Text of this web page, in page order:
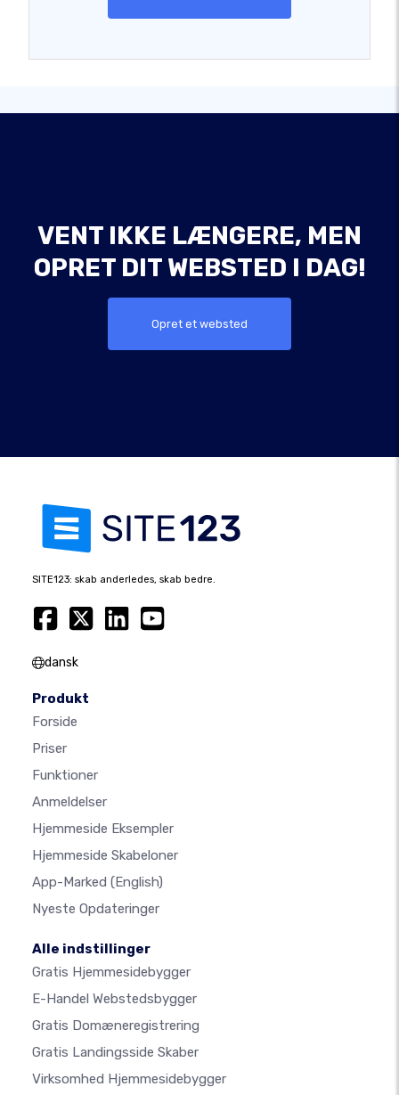
VENT IKKE LÆNGERE, MEN
OPRET DIT WEBSTED I DAG!
Opret et websted
SITE123: skab anderledes, skab bedre.
dansk
Produkt
Forside
Priser
Funktioner
Anmeldelser
Hjemmeside Eksempler
Hjemmeside Skabeloner
App-Marked (English)
Nyeste Opdateringer
Alle indstillinger
Gratis Hjemmesidebygger
E-Handel Webstedsbygger
Gratis Domæneregistrering
Gratis Landingsside Skaber
Virksomhed Hjemmesidebygger